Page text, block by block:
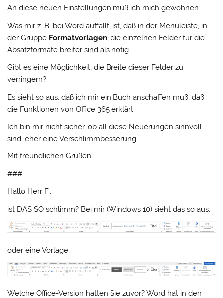
An diese neuen Einstellungen muß ich mich gewöhnen.
Was mir z. B. bei Word auffällt, ist, daß in der Menüleiste, in
der Gruppe Formatvorlagen, die einzelnen Felder für die
Absatzformate breiter sind als nötig.
Gibt es eine Möglichkeit, die Breite dieser Felder zu
verringern?
Es sieht so aus, daß ich mir ein Buch anschaffen muß, daß
die Funktionen von Office 365 erklärt.
Ich bin mir nicht sicher, ob all diese Neuerungen sinnvoll
sind, eher eine Verschlimmbesserung.
Mit freundlichen Grüßen
###
Hallo Herr F.,
ist DAS SO schlimm? Bei mir (Windows 10) sieht das so aus:
oder eine Vorlage:
Welche Office-Version hatten Sie zuvor? Word hat in den